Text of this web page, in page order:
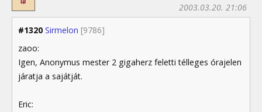
#1320 Sirmelon [9786]
2003.03.20. 21:06
zaoo:
Igen, Anonymus mester 2 gigaherz feletti télleges órajelen
járatja a sajátját.
Eric: